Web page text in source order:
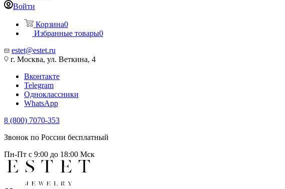
Войти
Корзина0
Избранные товары0
estet@estet.ru
г. Москва, ул. Веткина, 4
Вконтакте
Telegram
Одноклассники
WhatsApp
8 (800) 7070-353
Звонок по России бесплатный
Пн-Пт с 9:00 до 18:00 Мск